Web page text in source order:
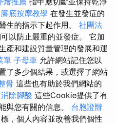
腳底按摩教學 在發生並發症的
生的指示下起作用。 社團法
以防止嚴重的並發症。 它加
產和建設質量管理的發展和運
單 子母車 允許網站記住您以
了多少個結果，或選擇了網站
骨 這些也有助於我們網站的
除腳酸 這些Cookie提供了有
與您有關的信息。 台胞證辦
，個人內容並改善我們個性